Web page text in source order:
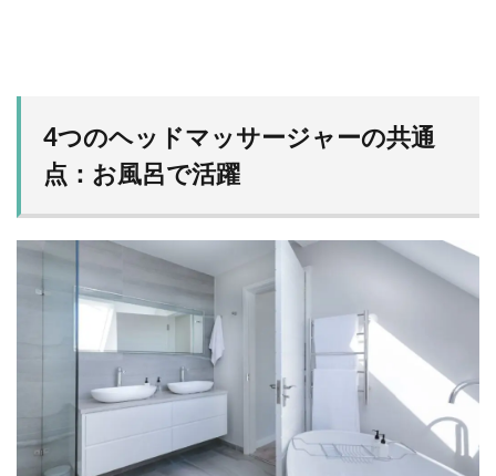
4つのヘッドマッサージャーの共通
点：お風呂で活躍